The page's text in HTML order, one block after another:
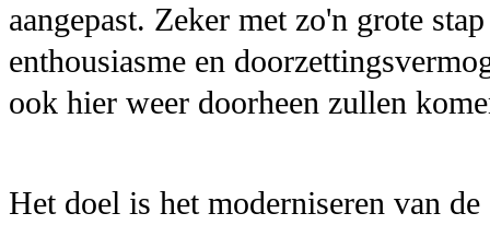
aangepast. Zeker met zo'n grote
enthousiasme en
ook hier weer doorheen zullen
Het doel is het moderniseren van